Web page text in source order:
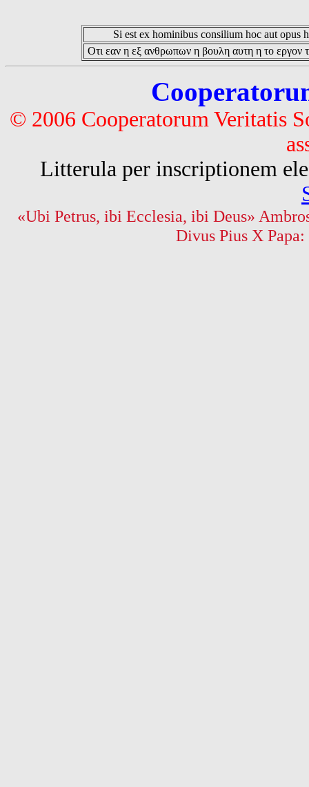
Si est ex hominibus consilium hoc aut opus
Οτι εαν η εξ ανθρωπων η βουλη αυτη η το εργον
© 2006 Cooperatorum Veritatis
Litterula per inscriptionem
«Ubi Petrus, ibi Ecclesia, ibi Deus»
Divus Pius X Papa: